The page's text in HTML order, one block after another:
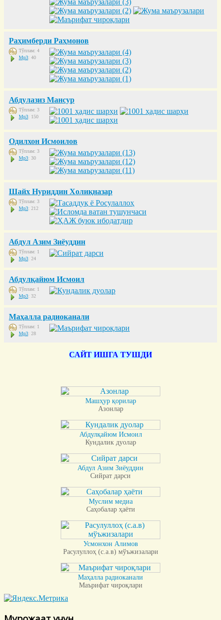
Раҳимберди Раҳмонов
Тўплам: 4
Mp3: 40
Абдулазиз Мансур
Тўплам: 3
Mp3: 150
Одилхон Исмоилов
Тўплам: 3
Mp3: 30
Шайх Нуриддин Холиқназар
Тўплам: 3
Mp3: 212
Абдул Азим Зиёуддин
Тўплам: 1
Mp3: 24
Абдулқайюм Исмоил
Тўплам: 1
Mp3: 32
Маҳалла радиоканали
Тўплам: 1
Mp3: 28
САЙТ ИШГА ТУШДИ
Машҳур қорилар
Азонлар
Абдулқайюм Исмоил
Кундалик дуолар
Абдул Азим Зиёуддин
Сийрат дарси
Муслим медиа
Саҳобалар ҳаёти
Усмонхон Алимов
Расулуллоҳ (с.а.в) мўъжизалари
Маҳалла радиоканали
Маърифат чироқлари